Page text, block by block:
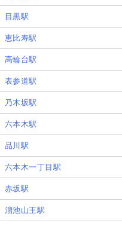
目黒駅
恵比寿駅
高輪台駅
表参道駅
乃木坂駅
六本木駅
品川駅
六本木一丁目駅
赤坂駅
溜池山王駅